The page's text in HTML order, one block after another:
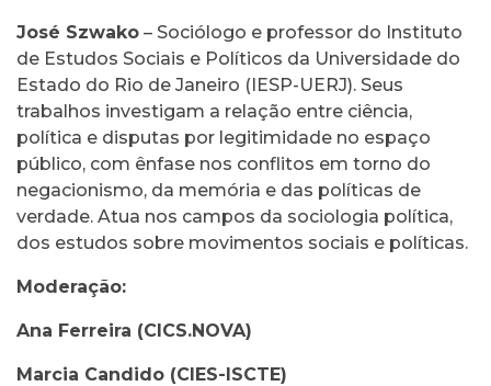
José Szwako – Sociólogo e professor do Instituto
de Estudos Sociais e Políticos da Universidade do
Estado do Rio de Janeiro (IESP-UERJ). Seus
trabalhos investigam a relação entre ciência,
política e disputas por legitimidade no espaço
público, com ênfase nos conflitos em torno do
negacionismo, da memória e das políticas de
verdade. Atua nos campos da sociologia política,
dos estudos sobre movimentos sociais e políticas.
Moderação:
Ana Ferreira (CICS.NOVA)
Marcia Candido (CIES-ISCTE)